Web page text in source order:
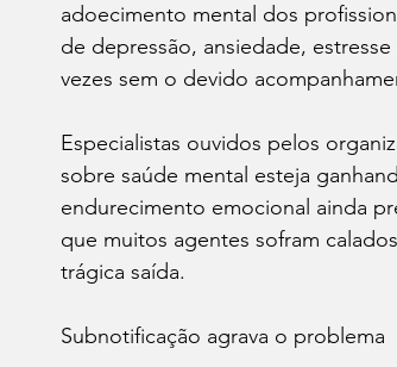
adoecimento mental dos
de depressão, ansiedade,
vezes sem o devido
Especialistas ouvidos pelos
sobre saúde mental esteja
endurecimento emocional ainda
que muitos agentes sofram
trágica saída.
Subnotificação agrava o problema